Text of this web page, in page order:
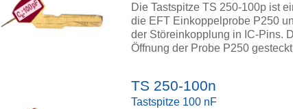
Die Tastspitze TS 250-100p ist
die EFT Einkoppelprobe P250
der Störeinkopplung in IC-Pins.
Öffnung der Probe P250
TS 250-100n
Tastspitze 100 nF